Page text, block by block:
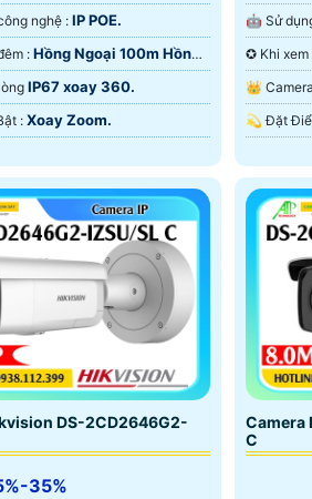
🤖️ Tích hợp công nghệ : IP POE.
💥 Xem ban đêm : Hồng Ngoại 100m Hồng
IR.IP67 xoay 360.
️⌘ Điểm Nỗi Bật : Xoay Zoom.
Hồng
👑
DS-2CD2646G2-
35%
Camera
C